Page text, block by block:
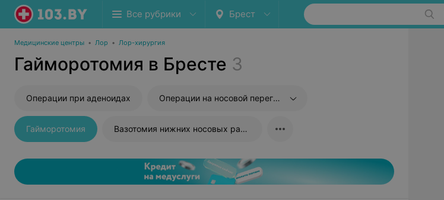
Все рубрики Брест
Медицинские центры • Лор • Лор-хирургия
Гайморотомия в Бресте 3
Операции при аденоидах Операции на носовой перегородке
Гайморотомия Вазотомия нижних носовых раковин